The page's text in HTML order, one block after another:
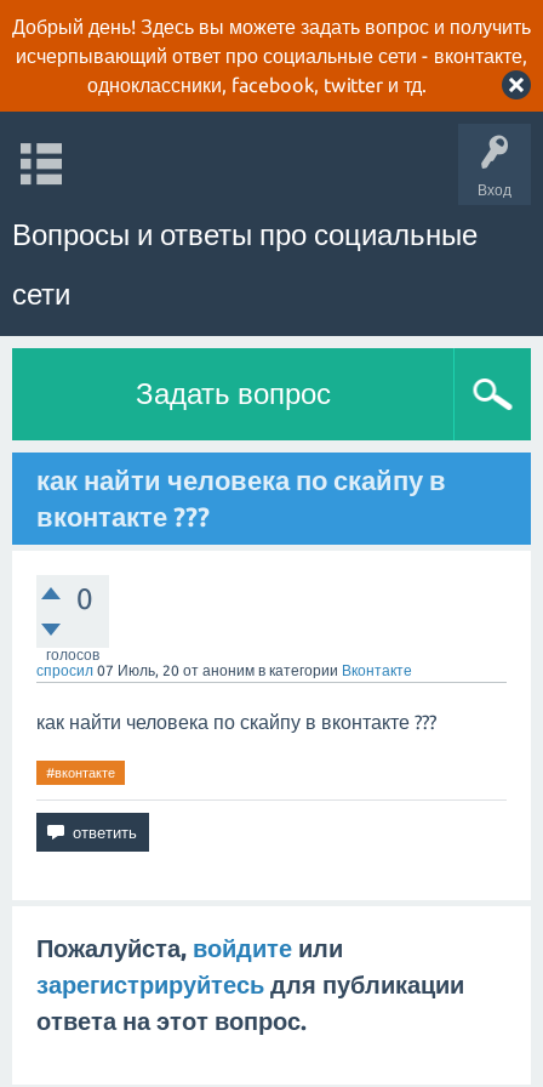
Добрый день! Здесь вы можете задать вопрос и получить
исчерпывающий ответ про социальные сети - вконтакте,
одноклассники, facebook, twitter и тд.
Вход
Вопросы и ответы про социальные
сети
Задать вопрос
как найти человека по скайпу в
вконтакте ???
0
голосов
спросил 07 Июль, 20 от аноним в категории Вконтакте
как найти человека по скайпу в вконтакте ???
#вконтакте
Пожалуйста, войдите или
зарегистрируйтесь для публикации
ответа на этот вопрос.